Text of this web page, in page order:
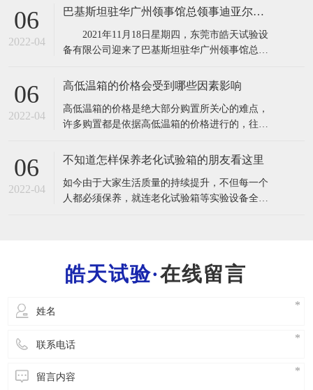
动节假期安排通知如下：1、4月30日至5月4日
调休上班。节假日期间,各位新老客
06
2022-04
巴基斯坦驻华广州领事馆总领事迪亚尔汗先生和商务参赞穆罕默德·艾凡先生一行莅临东莞市皓天试验设备有限公司参观交流指导
2021年11月18日星期四，东莞市皓天试验设
备有限公司迎来了巴基斯坦驻华广州领事馆总领
中方代表陈新生一行莅临工厂参观指导。 东
基斯坦驻华广州领事馆总领事迪亚尔汗先生和商
务参赞穆罕默德·艾凡先生、中方代表
06
2022-04
高低温箱的价格会受到哪些因素影响
​高低温箱的价格是绝大部分购置所关心的难点，
许多购置都是依据高低温箱的价格进行的，往往
工制作工艺.原料.核心技术等因素不一样，因此在
的温度要求越高，价格就越高。由于温度越高，
压榨和改性工程塑料的成本费用就越高。挑选
06
2022-04
不知道怎样保养老化试验箱的朋友看这里
​如今由于大家生活质量的持续提升，不但每一个
人都必须保养，就连老化试验箱等实验设备全是
立即开展安全事故解决。2.严禁应用老化试验箱
在线留言